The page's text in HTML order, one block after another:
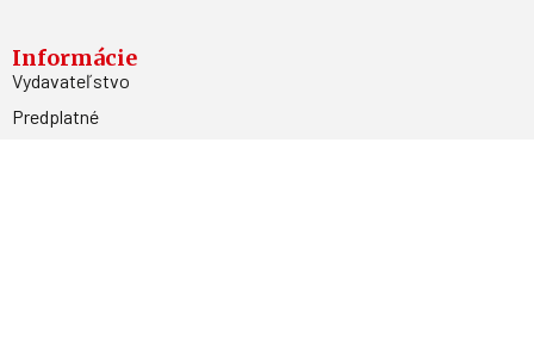
Informácie
Vydavateľstvo
Predplatné